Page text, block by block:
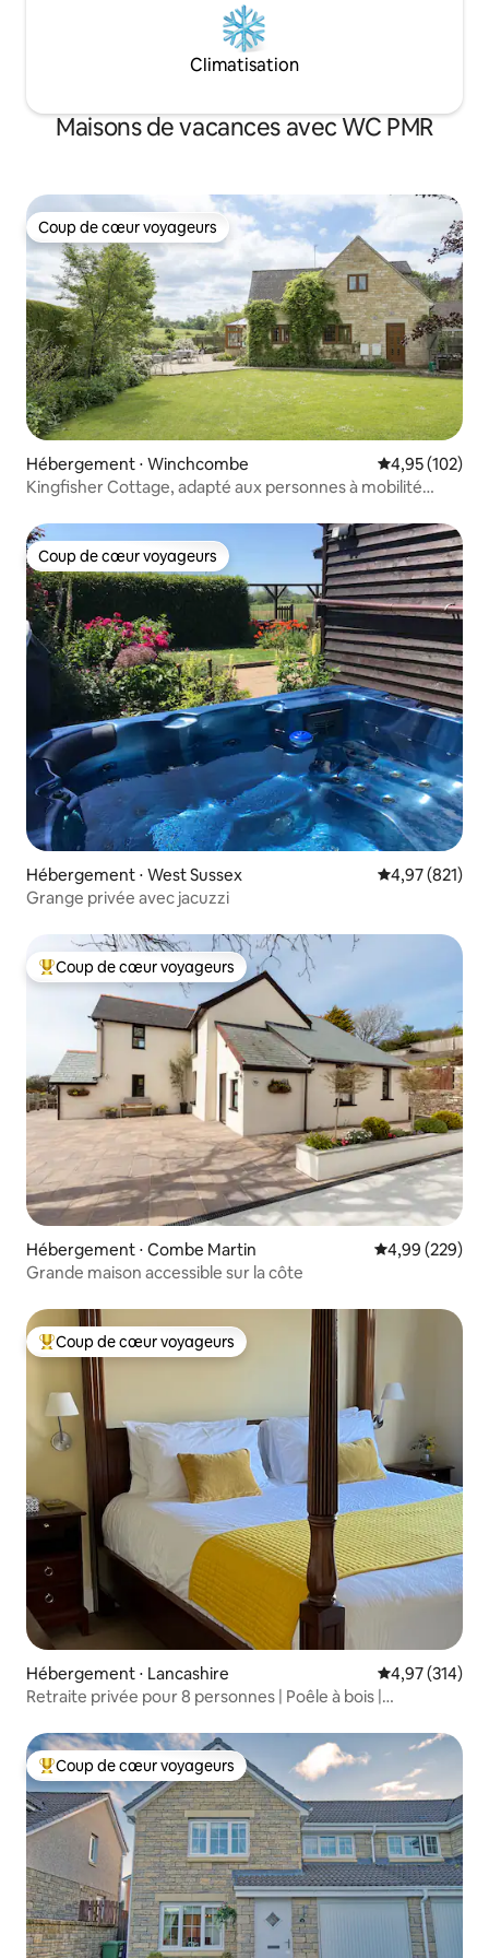
Climatisation
Maisons de vacances avec WC PMR
Coup de cœur voyageurs
Coup de cœur voyageurs
Hébergement ⋅ Winchcombe Évaluation
4,95 (102)
Kingfisher Cottage, adapté aux personnes à mobilité
Coup de cœur voyageurs
Coup de cœur voyageurs
Hébergement ⋅ West Sussex Évaluation
4,97 (821)
Grange privée avec jacuzzi
Coups de cœur voyageurs les plus appréciés
Coup de cœur voyageurs
Hébergement ⋅ Combe Martin Évaluation
4,99 (229)
Grande maison accessible sur la côte
Coups de cœur voyageurs les plus appréciés
Coup de cœur voyageurs
Hébergement ⋅ Lancashire Évaluation
4,97 (314)
Retraite privée pour 8 personnes | Poêle à bois |
Coups de cœur voyageurs les plus appréciés
Coup de cœur voyageurs